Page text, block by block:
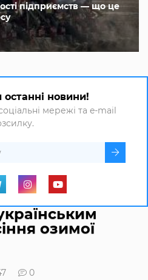
підприємств — що це
новини!
мережі та e-mail
озимої
0